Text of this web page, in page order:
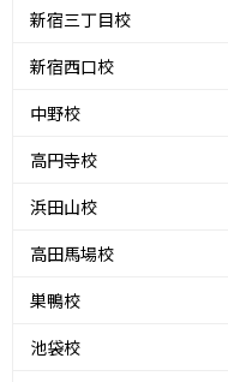
新宿三丁目校
新宿西口校
中野校
高円寺校
浜田山校
高田馬場校
巣鴨校
池袋校